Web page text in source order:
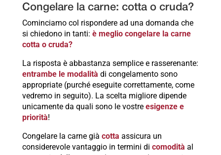
Congelare la carne: cotta o cruda?
Cominciamo col rispondere ad una domanda che
si chiedono in tanti: è meglio congelare la carne
cotta o cruda?
La risposta è abbastanza semplice e rasserenante:
entrambe le modalità di congelamento sono
appropriate (purché eseguite correttamente, come
vedremo in seguito). La scelta migliore dipende
unicamente da quali sono le vostre esigenze e
priorità!
Congelare la carne già cotta assicura un
considerevole vantaggio in termini di comodità al